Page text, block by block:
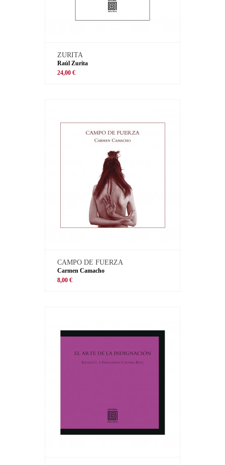
ZURITA
Raúl Zurita
24,00 €
CAMPO DE FUERZA
Carmen Camacho
8,00 €